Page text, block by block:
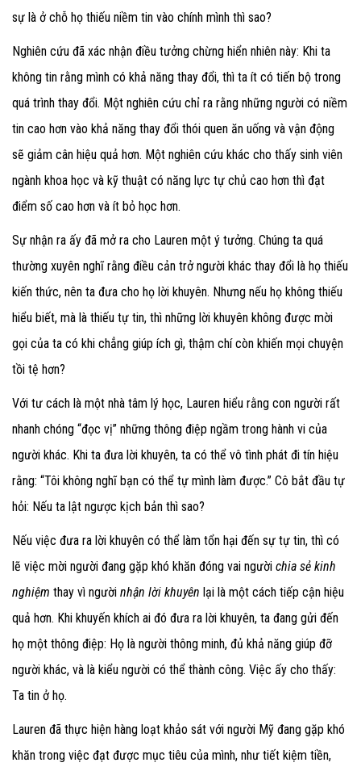
sự là ở chỗ họ thiếu niềm tin vào chính mình thì sao?
Nghiên cứu đã xác nhận điều tưởng chừng hiển nhiên này: Khi ta
không tin rằng mình có khả năng thay đổi, thì ta ít có tiến bộ trong
quá trình thay đổi. Một nghiên cứu chỉ ra rằng những người có niềm
tin cao hơn vào khả năng thay đổi thói quen ăn uống và vận động
sẽ giảm cân hiệu quả hơn. Một nghiên cứu khác cho thấy sinh viên
ngành khoa học và kỹ thuật có năng lực tự chủ cao hơn thì đạt
điểm số cao hơn và ít bỏ học hơn.
Sự nhận ra ấy đã mở ra cho Lauren một ý tưởng. Chúng ta quá
thường xuyên nghĩ rằng điều cản trở người khác thay đổi là họ thiếu
kiến thức, nên ta đưa cho họ lời khuyên. Nhưng nếu họ không thiếu
hiểu biết, mà là thiếu tự tin, thì những lời khuyên không được mời
gọi của ta có khi chẳng giúp ích gì, thậm chí còn khiến mọi chuyện
tồi tệ hơn?
Với tư cách là một nhà tâm lý học, Lauren hiểu rằng con người rất
nhanh chóng “đọc vị” những thông điệp ngầm trong hành vi của
người khác. Khi ta đưa lời khuyên, ta có thể vô tình phát đi tín hiệu
rằng: “Tôi không nghĩ bạn có thể tự mình làm được.” Cô bắt đầu tự
hỏi: Nếu ta lật ngược kịch bản thì sao?
Nếu việc đưa ra lời khuyên có thể làm tổn hại đến sự tự tin, thì có
lẽ việc mời người đang gặp khó khăn đóng vai người chia sẻ kinh
nghiệm thay vì người nhận lời khuyên lại là một cách tiếp cận hiệu
quả hơn. Khi khuyến khích ai đó đưa ra lời khuyên, ta đang gửi đến
họ một thông điệp: Họ là người thông minh, đủ khả năng giúp đỡ
người khác, và là kiểu người có thể thành công. Việc ấy cho thấy:
Ta tin ở họ.
Lauren đã thực hiện hàng loạt khảo sát với người Mỹ đang gặp khó
khăn trong việc đạt được mục tiêu của mình, như tiết kiệm tiền,